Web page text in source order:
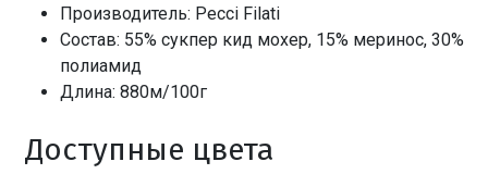
Производитель: Pecci Filati
Состав: 55% сукпер кид мохер, 15% меринос, 30%
полиамид
Длина: 880м/100г
Доступные цвета